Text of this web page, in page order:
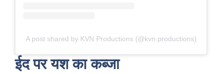
A post shared by KVN Productions (@kvn.productions)
ईद पर यश का कब्जा